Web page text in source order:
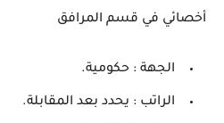
أخصائي في قسم المرافق
الجهة : حكومية.
الراتب : يحدد بعد المقابلة.